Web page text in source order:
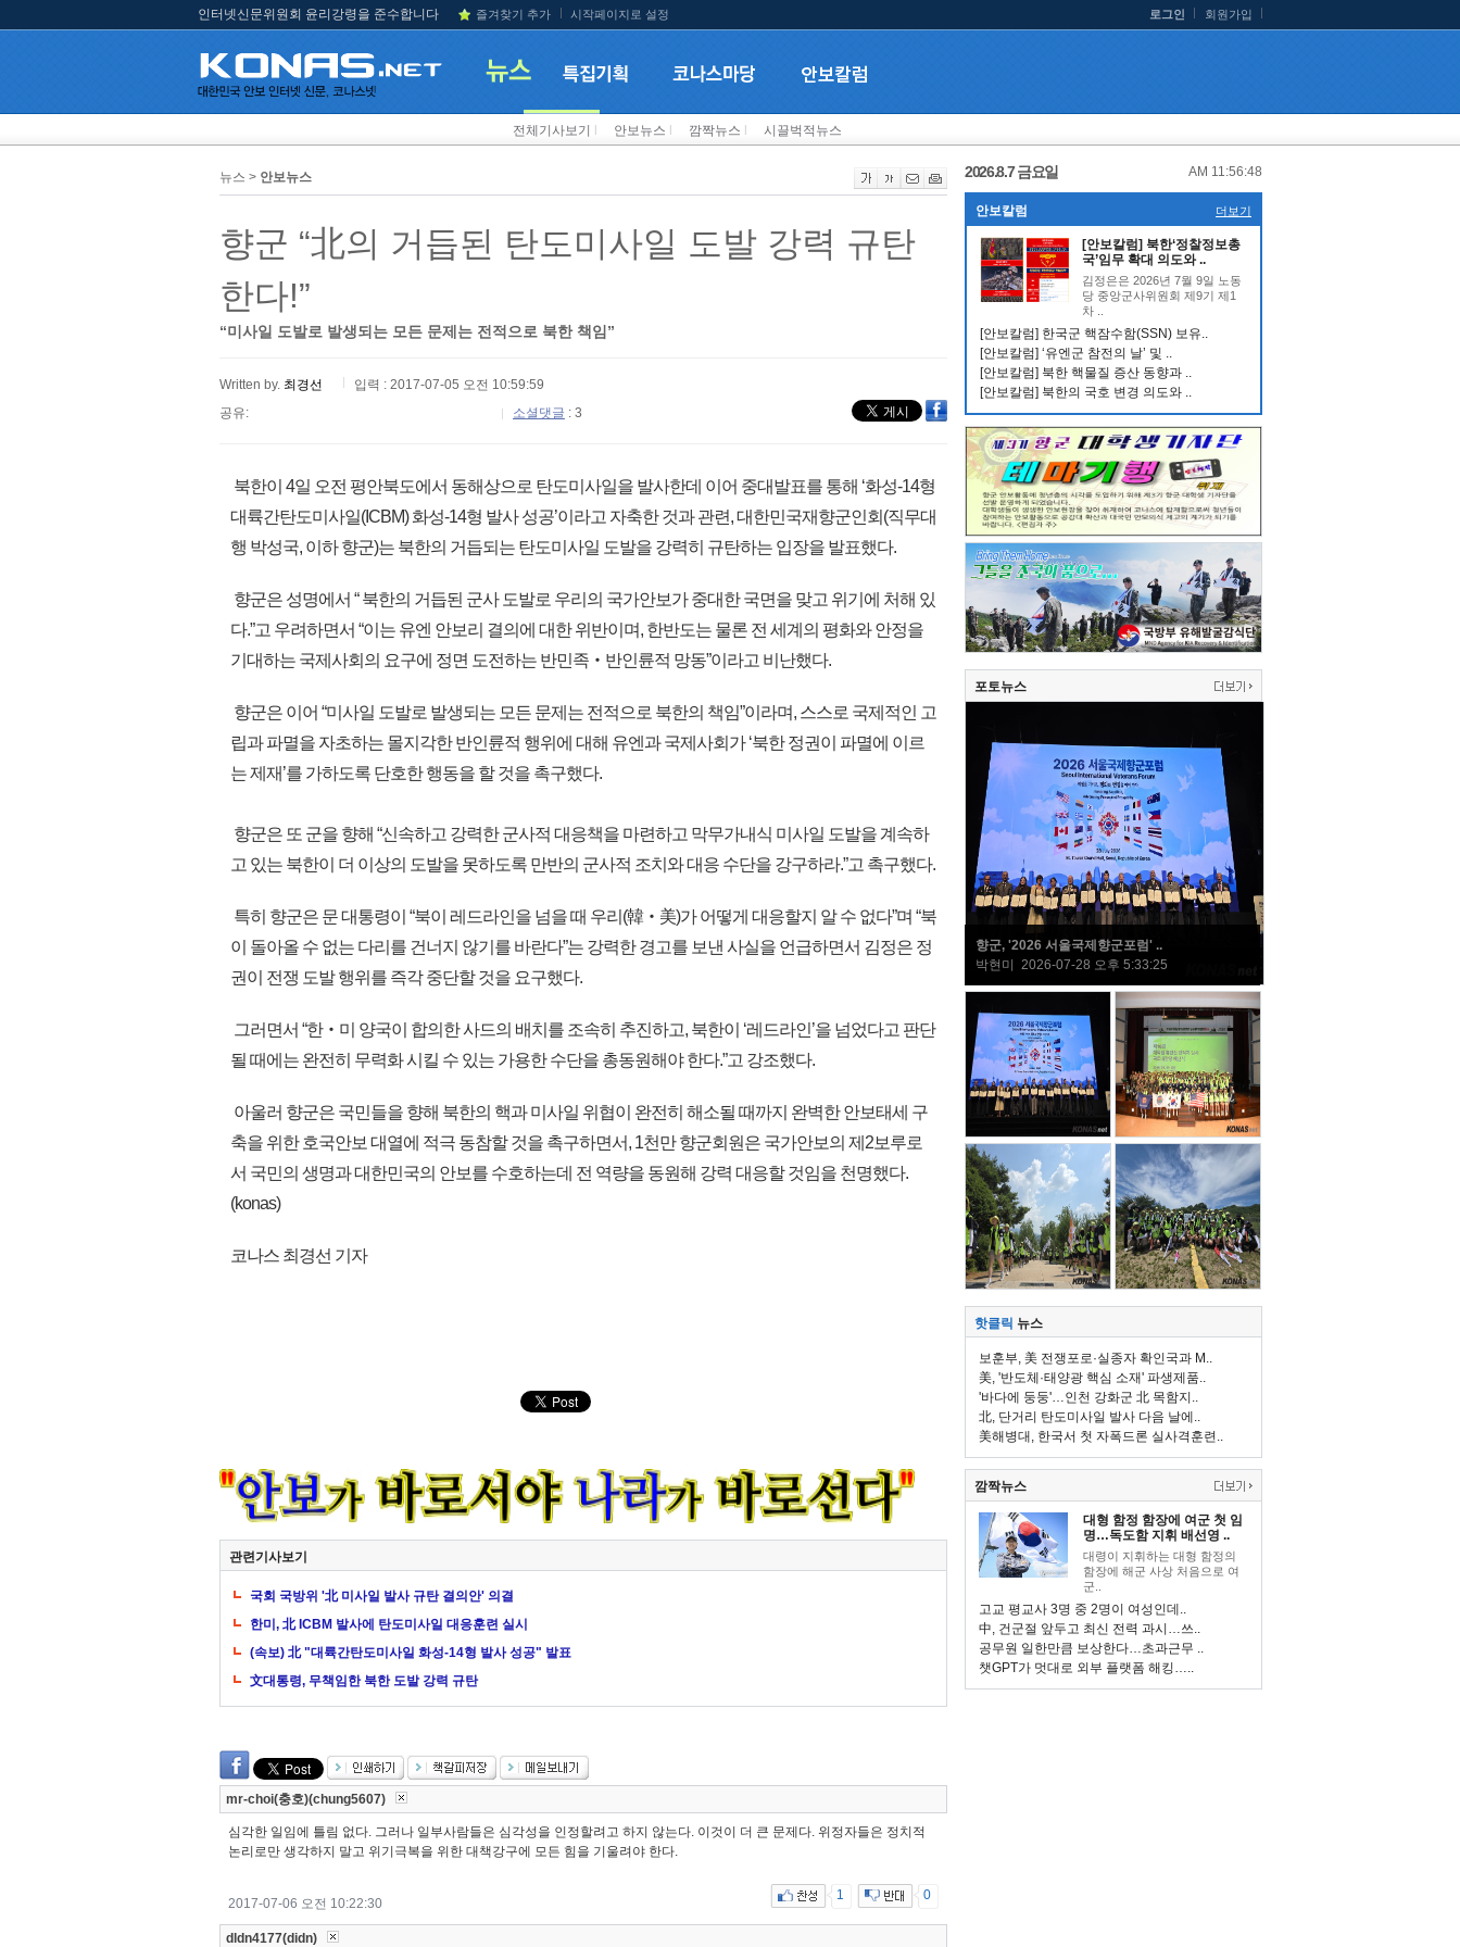
인터넷신문위원회 윤리강령을 준수합니다 즐겨찾기 추가 시작페이지로 설정 로그인 회원가입
전체기사보기 안보뉴스 깜짝뉴스 시끌벅적뉴스
뉴스 > 안보뉴스
향군 “北의 거듭된 탄도미사일 도발 강력 규탄
한다!”
“미사일 도발로 발생되는 모든 문제는 전적으로 북한 책임”
Written by. 최경선
입력 : 2017-07-05 오전 10:59:59
공유:
소셜댓글 : 3
북한이 4일 오전 평안북도에서 동해상으로 탄도미사일을 발사한데 이어 중대발표를 통해 ‘화성-14형
대륙간탄도미사일(ICBM) 화성-14형 발사 성공’이라고 자축한 것과 관련, 대한민국재향군인회(직무대
행 박성국, 이하 향군)는 북한의 거듭되는 탄도미사일 도발을 강력히 규탄하는 입장을 발표했다.
향군은 성명에서 “ 북한의 거듭된 군사 도발로 우리의 국가안보가 중대한 국면을 맞고 위기에 처해 있
다.”고 우려하면서 “이는 유엔 안보리 결의에 대한 위반이며, 한반도는 물론 전 세계의 평화와 안정을
기대하는 국제사회의 요구에 정면 도전하는 반민족‧반인륜적 망동”이라고 비난했다.
향군은 이어 “미사일 도발로 발생되는 모든 문제는 전적으로 북한의 책임”이라며, 스스로 국제적인 고
립과 파멸을 자초하는 몰지각한 반인륜적 행위에 대해 유엔과 국제사회가 ‘북한 정권이 파멸에 이르
는 제재’를 가하도록 단호한 행동을 할 것을 촉구했다.
향군은 또 군을 향해 “신속하고 강력한 군사적 대응책을 마련하고 막무가내식 미사일 도발을 계속하
고 있는 북한이 더 이상의 도발을 못하도록 만반의 군사적 조치와 대응 수단을 강구하라.”고 촉구했다.
특히 향군은 문 대통령이 “북이 레드라인을 넘을 때 우리(韓‧美)가 어떻게 대응할지 알 수 없다”며 “북
이 돌아올 수 없는 다리를 건너지 않기를 바란다”는 강력한 경고를 보낸 사실을 언급하면서 김정은 정
권이 전쟁 도발 행위를 즉각 중단할 것을 요구했다.
그러면서 “한‧미 양국이 합의한 사드의 배치를 조속히 추진하고, 북한이 ‘레드라인’을 넘었다고 판단
될 때에는 완전히 무력화 시킬 수 있는 가용한 수단을 총동원해야 한다.”고 강조했다.
아울러 향군은 국민들을 향해 북한의 핵과 미사일 위협이 완전히 해소될 때까지 완벽한 안보태세 구
축을 위한 호국안보 대열에 적극 동참할 것을 촉구하면서, 1천만 향군회원은 국가안보의 제2보루로
서 국민의 생명과 대한민국의 안보를 수호하는데 전 역량을 동원해 강력 대응할 것임을 천명했다.
(konas)
코나스 최경선 기자
관련기사보기
국회 국방위 '北 미사일 발사 규탄 결의안' 의결
한미, 北 ICBM 발사에 탄도미사일 대응훈련 실시
(속보) 北 "대륙간탄도미사일 화성-14형 발사 성공" 발표
文대통령, 무책임한 북한 도발 강력 규탄
mr-choi(충호)(chung5607)
심각한 일임에 틀림 없다. 그러나 일부사람들은 심각성을 인정할려고 하지 않는다. 이것이 더 큰 문제다. 위정자들은 정치적
논리로만 생각하지 말고 위기극복을 위한 대책강구에 모든 힘을 기울려야 한다.
2017-07-06 오전 10:22:30
1 0
dldn4177(didn)
2026.8.7 금요일 AM 11:56:48
안보칼럼 더보기
[안보칼럼] 북한‘정찰정보총
국’임무 확대 의도와 ..
김정은은 2026년 7월 9일 노동
당 중앙군사위원회 제9기 제1
차 ..
[안보칼럼] 한국군 핵잠수함(SSN) 보유..
[안보칼럼] ‘유엔군 참전의 날’ 및 ..
[안보칼럼] 북한 핵물질 증산 동향과 ..
[안보칼럼] 북한의 국호 변경 의도와 ..
포토뉴스
향군, '2026 서울국제향군포럼' ..
박현미 2026-07-28 오후 5:33:25
핫클릭 뉴스
보훈부, 美 전쟁포로·실종자 확인국과 M..
美, '반도체·태양광 핵심 소재' 파생제품..
'바다에 둥둥'…인천 강화군 北 목함지..
北, 단거리 탄도미사일 발사 다음 날에..
美해병대, 한국서 첫 자폭드론 실사격훈련..
깜짝뉴스
대형 함정 함장에 여군 첫 임
명…독도함 지휘 배선영 ..
대령이 지휘하는 대형 함정의
함장에 해군 사상 처음으로 여
군..
고교 평교사 3명 중 2명이 여성인데..
中, 건군절 앞두고 최신 전력 과시…쓰..
공무원 일한만큼 보상한다…초과근무 ..
챗GPT가 멋대로 외부 플랫폼 해킹…..